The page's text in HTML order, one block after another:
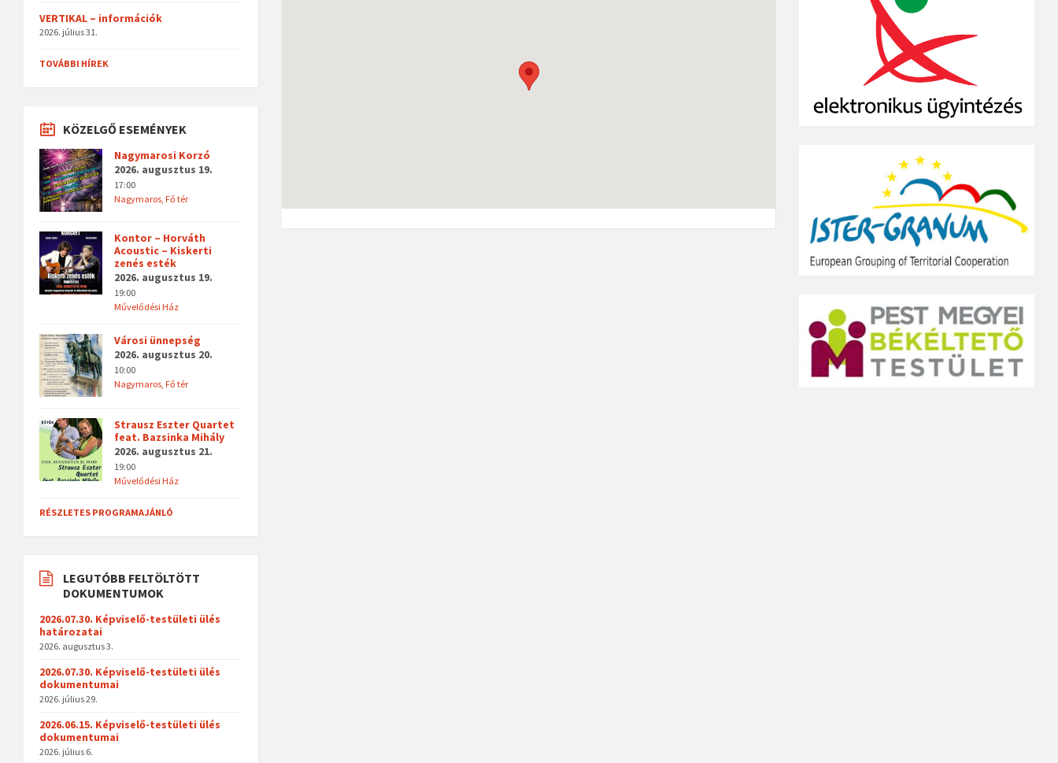
VERTIKAL – információk
2026. július 31.
TOVÁBBI HÍREK
KÖZELGŐ ESEMÉNYEK
Nagymarosi Korzó
2026. augusztus 19.
17:00
Nagymaros, Fő tér
Kontor – Horváth
Acoustic – Kiskerti
zenés esték
2026. augusztus 19.
19:00
Művelődési Ház
Városi ünnepség
2026. augusztus 20.
10:00
Nagymaros, Fő tér
Strausz Eszter Quartet
feat. Bazsinka Mihály
2026. augusztus 21.
19:00
Művelődési Ház
RÉSZLETES PROGRAMAJÁNLÓ
LEGUTÓBB FELTÖLTÖTT
DOKUMENTUMOK
2026.07.30. Képviselő-testületi ülés
határozatai
2026. augusztus 3.
2026.07.30. Képviselő-testületi ülés
dokumentumai
2026. július 29.
2026.06.15. Képviselő-testületi ülés
dokumentumai
2026. július 6.